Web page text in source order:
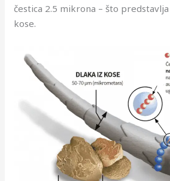
čestica 2.5 mikrona – što
kose.